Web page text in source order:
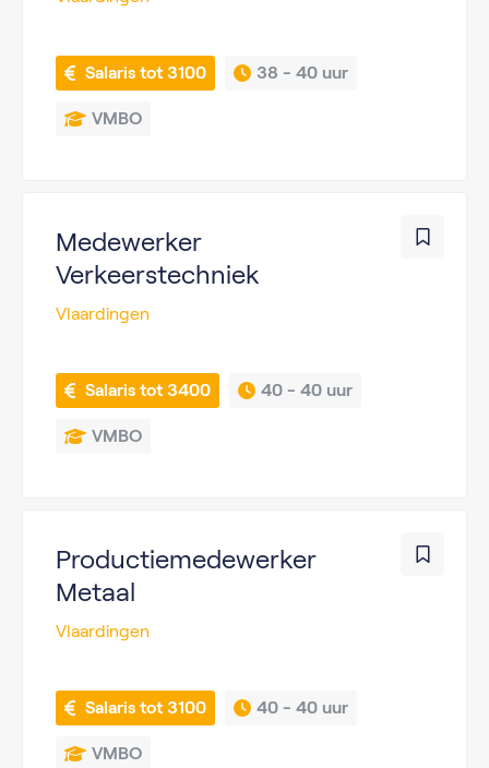
Salaris tot 3100 38 - 40 uur
VMBO
Medewerker
Verkeerstechniek
Vlaardingen
Salaris tot 3400 40 - 40 uur
VMBO
Productiemedewerker
Metaal
Vlaardingen
Salaris tot 3100 40 - 40 uur
VMBO